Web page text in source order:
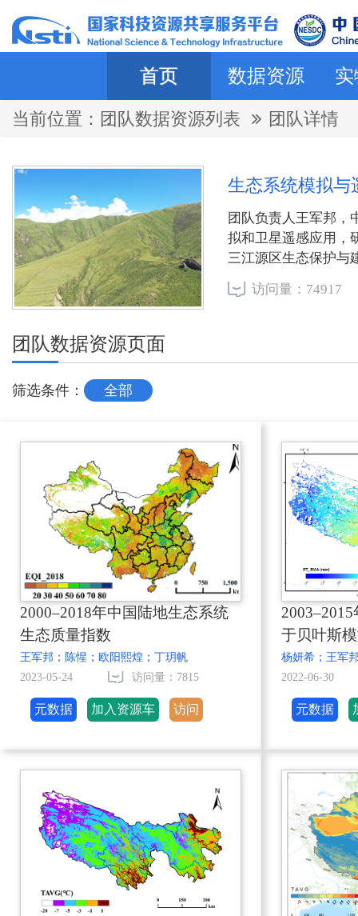
首页 数据资源
当前位置： 团队数据资源列表 团队详情
生态系统模拟
团队负责人王军邦，
拟和卫星遥感应用，
三江源区生态保护与
者或通讯作者发表学
访问量：74917
团队数据资源页面
筛选条件： 全部
2000–2018年中国陆地生态系统
生态质量指数
王军邦；陈惺；欧阳熙煌；丁玥帆
2023-05-24
访问量：7815
元数据 加入资源车 访问
于贝叶斯
据集
杨妍希；王军
2022-06-30
元数据